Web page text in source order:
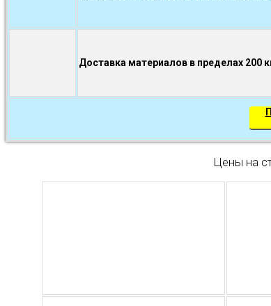
Доставка материалов в пределах 200
Цены на